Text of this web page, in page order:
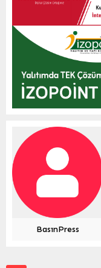
BasınPress